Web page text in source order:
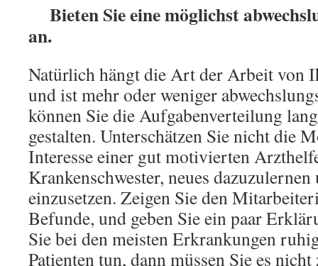
Bieten Sie eine möglichst
an.
Natürlich hängt die Art der Arbeit von
und ist mehr oder weniger
können Sie die Aufgabenverteilung
gestalten. Unterschätzen Sie nicht die
Interesse einer gut motivierten
Krankenschwester, neues
einzusetzen. Zeigen Sie den
Befunde, und geben Sie ein paar
Sie bei den meisten Erkrankungen
Patienten tun, dann müssen Sie es